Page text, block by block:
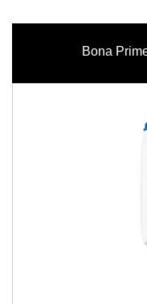
Bona